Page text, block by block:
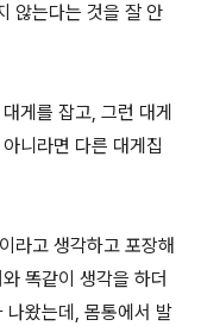
않는다는 것을 잘 안
게를 잡고, 그런 대게
니라면 다른 대게집
라고 생각하고 포장해
똑같이 생각을 하더
나왔는데, 몸통에서 발